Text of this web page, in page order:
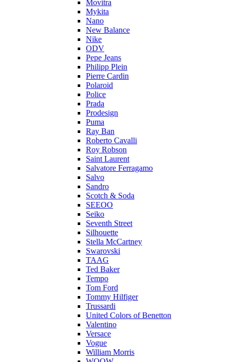
Movitra
Mykita
Nano
New Balance
Nike
ODV
Pepe Jeans
Philipp Plein
Pierre Cardin
Polaroid
Police
Prada
Prodesign
Puma
Ray Ban
Roberto Cavalli
Roy Robson
Saint Laurent
Salvatore Ferragamo
Salvo
Sandro
Scotch & Soda
SEEOO
Seiko
Seventh Street
Silhouette
Stella McCartney
Swarovski
TAAG
Ted Baker
Tempo
Tom Ford
Tommy Hilfiger
Trussardi
United Colors of Benetton
Valentino
Versace
Vogue
William Morris